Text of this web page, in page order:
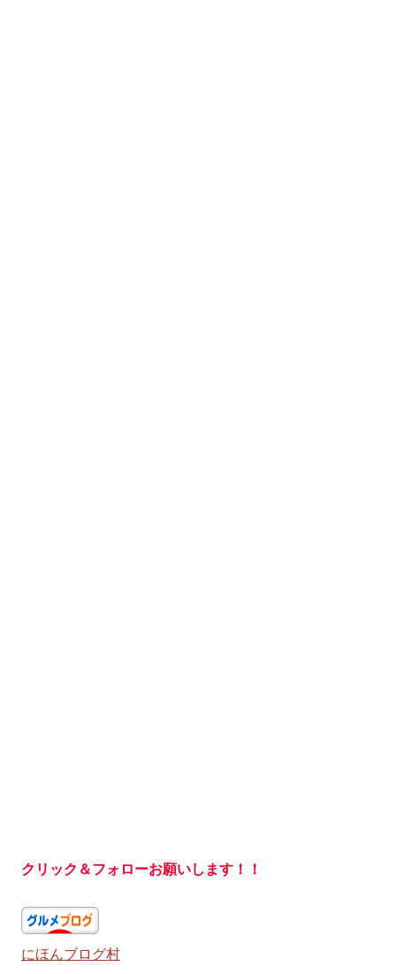
クリック＆フォローお願いします！！
にほんブログ村